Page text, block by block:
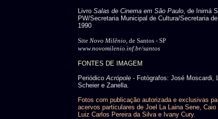
Livro Salas de Cinema em São Paulo, de Inimá
PW/Secretaria Municipal de Cultura/Secretaria
1990
Site Novo Milênio, de Santos - SP
www.novomilenio.inf.br/santos
FONTES DE IMAGEM
PeriódicoAcrópole - Fotógrafos: José Moscardi,
Scheier e Zanella.
Fotos com publicação autorizada e exclusivas
acervos particulares de Joel La Laina Sene, Caio
Luiz Carlos Pereira da Silva e Ivany Cury.